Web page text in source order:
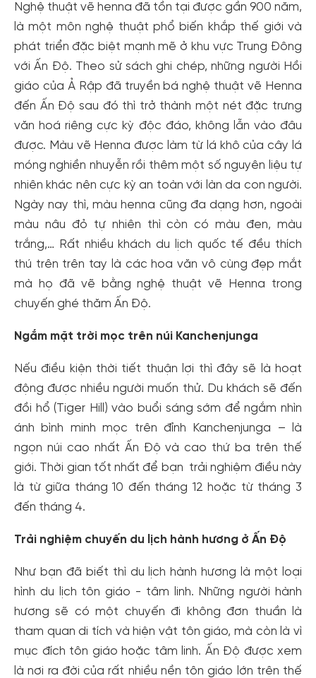
Nghệ thuật vẽ henna đã tồn tại được gần 900 năm,
là một môn nghệ thuật phổ biến khắp thế giới và
phát triển đặc biệt mạnh mẽ ở khu vực Trung Đông
với Ấn Độ. Theo sử sách ghi chép, những người Hồi
giáo của Ả Rập đã truyền bá nghệ thuật vẽ Henna
đến Ấn Độ sau đó thì trở thành một nét đặc trưng
văn hoá riêng cực kỳ độc đáo, không lẫn vào đâu
được. Màu vẽ Henna được làm từ lá khô của cây lá
móng nghiền nhuyễn rồi thêm một số nguyên liệu tự
nhiên khác nên cực kỳ an toàn với làn da con người.
Ngày nay thì, màu henna cũng đa dạng hơn, ngoài
màu nâu đỏ tự nhiên thì còn có màu đen, màu
trắng,… Rất nhiều khách du lịch quốc tế đều thích
thú trên trên tay là các hoa văn vô cùng đẹp mắt
mà họ đã vẽ bằng nghệ thuật vẽ Henna trong
chuyến ghé thăm Ấn Độ.
Ngắm mặt trời mọc trên núi Kanchenjunga
Nếu điều kiện thời tiết thuận lợi thì đây sẽ là hoạt
động được nhiều người muốn thử. Du khách sẽ đến
đồi hổ (Tiger Hill) vào buổi sáng sớm để ngắm nhìn
ánh bình minh mọc trên đỉnh Kanchenjunga – là
ngọn núi cao nhất Ấn Độ và cao thứ ba trên thế
giới. Thời gian tốt nhất để bạn trải nghiệm điều này
là từ giữa tháng 10 đến tháng 12 hoặc từ tháng 3
đến tháng 4.
Trải nghiệm chuyến du lịch hành hương ở Ấn Độ
Như bạn đã biết thì du lịch hành hương là một loại
hình du lịch tôn giáo - tâm linh. Những người hành
hương sẽ có một chuyến đi không đơn thuần là
tham quan di tích và hiện vật tôn giáo, mà còn là vì
mục đích tôn giáo hoặc tâm linh. Ấn Độ được xem
là nơi ra đời của rất nhiều nền tôn giáo lớn trên thế